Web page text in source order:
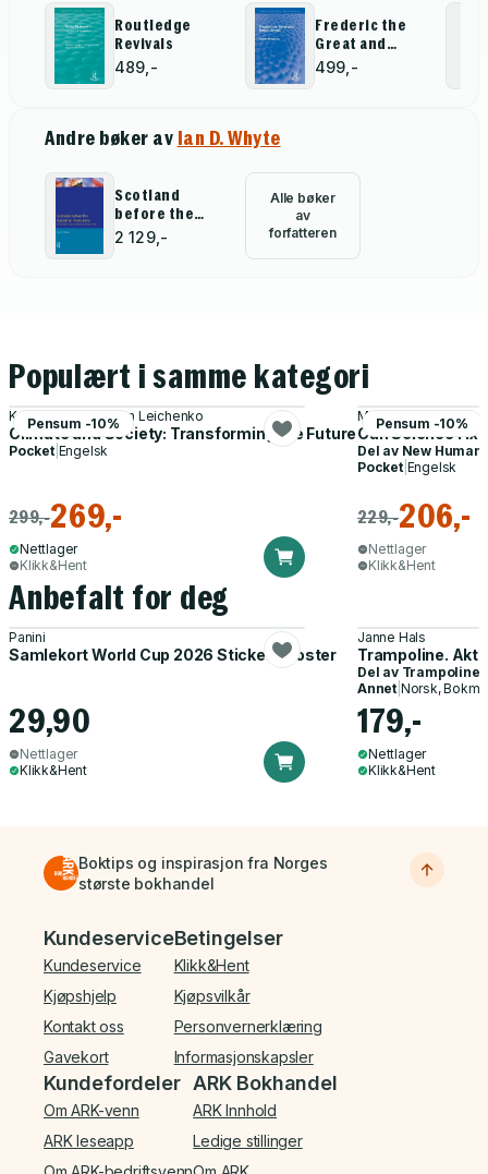
Routledge
Revivals
489,-
Frederic the
Great and
Kaiser Joseph
499,-
Andre bøker av Ian D. Whyte
Scotland
before the
Industrial
Revolution
2 129,-
Alle bøker
av
forfatteren
Populært i samme kategori
Pensum -10%
Karen O'Brien, Robin Leichenko
Climate and Society: Transforming the Future, 2nd Edition
Pocket| Engelsk
299,-269,-
Nettlager
Klikk&Hent
Pensum -10%
Mike Hulme
Can Science Fix
Del av New Human
Pocket| Engelsk
229,-206,-
Nettlager
Klikk&Hent
Anbefalt for deg
Panini
Samlekort World Cup 2026 Sticker Booster
29,90
Nettlager
Klikk&Hent
Janne Hals
Trampoline.
Del av Trampoline
Annet| Norsk,
179,-
Nettlager
Klikk&Hent
Boktips og inspirasjon fra Norges
største bokhandel
Bunnmeny
Kundeservice
Kundeservice
Kjøpshjelp
Kontakt oss
Gavekort
Betingelser
Klikk&Hent
Kjøpsvilkår
Personvernerklæring
Informasjonskapsler
Kundefordeler
Om ARK-venn
ARK leseapp
ARK Bokhandel
ARK Innhold
Ledige stillinger